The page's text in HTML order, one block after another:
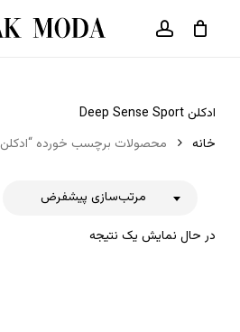
حساب کاربری
سبد خرید
ادکلن Deep Sense Sport
خانه
محصولات برچسب خورده “ادکلن Deep Sense Sport”
در حال نمایش یک نتیجه
مرتب‌سازی پیشفرض
بستن